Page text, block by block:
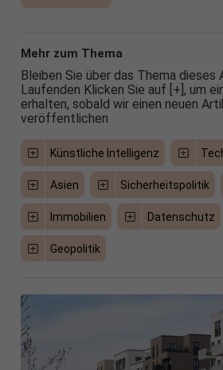
Mehr zum Thema
Bleiben Sie über das Thema dieses
Laufenden Klicken Sie auf [+], um
erhalten, sobald wir einen neuen
veröffentlichen
Künstliche Intelligenz
Asien Sicherheitspolitik
Immobilien Datenschutz
Geopolitik